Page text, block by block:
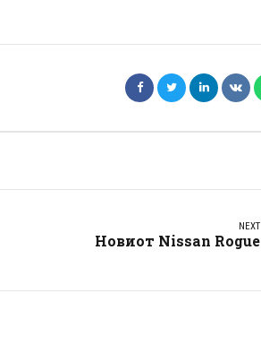
NEXT
Новиот Nissan Rogue